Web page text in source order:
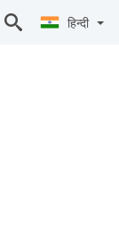
हिन्दी